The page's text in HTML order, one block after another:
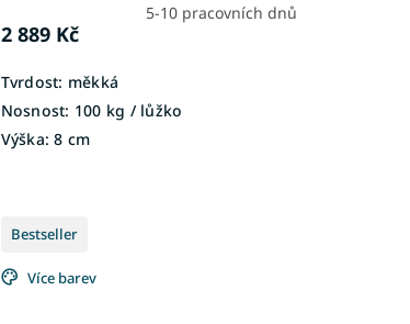
5-10 pracovních dnů
2 889 Kč
Tvrdost: měkká
Nosnost: 100 kg / lůžko
Výška: 8 cm
Bestseller
Více barev